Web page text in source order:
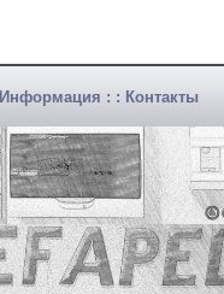
Информация : : Контакты